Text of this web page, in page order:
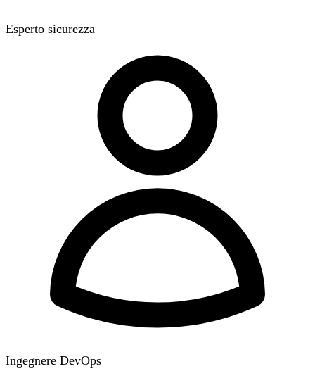
Esperto sicurezza
Ingegnere DevOps